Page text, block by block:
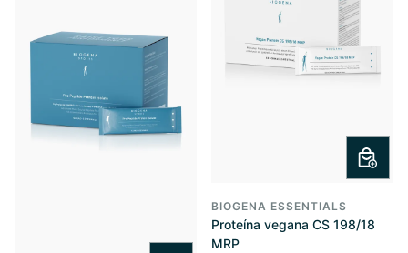
BIOGENA ESSENTIALS
Proteína vegana CS 198/18
MRP